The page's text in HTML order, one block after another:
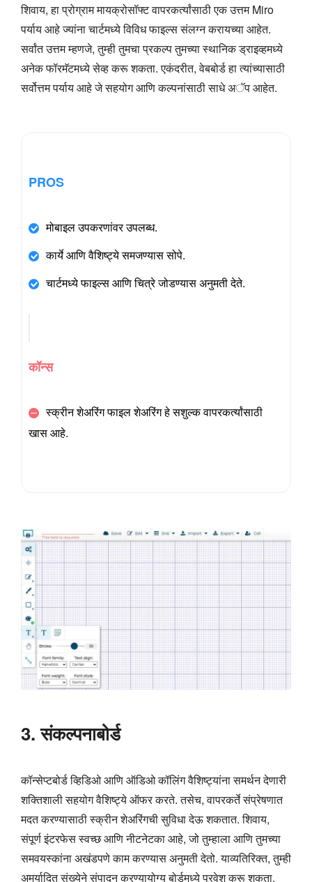
शिवाय, हा प्रोग्राम मायक्रोसॉफ्ट वापरकर्त्यांसाठी एक उत्तम Miro
पर्याय आहे ज्यांना चार्टमध्ये विविध फाइल्स संलग्न करायच्या आहेत.
सर्वांत उत्तम म्हणजे, तुम्ही तुमचा प्रकल्प तुमच्या स्थानिक ड्राइव्हमध्ये
अनेक फॉरमॅटमध्ये सेव्ह करू शकता. एकंदरीत, वेबबोर्ड हा त्यांच्यासाठी
सर्वोत्तम पर्याय आहे जे सहयोग आणि कल्पनांसाठी साधे अॅप आहेत.
PROS
मोबाइल उपकरणांवर उपलब्ध.
कार्ये आणि वैशिष्ट्ये समजण्यास सोपे.
चार्टमध्ये फाइल्स आणि चित्रे जोडण्यास अनुमती देते.
कॉन्स
स्क्रीन शेअरिंग फाइल शेअरिंग हे सशुल्क वापरकर्त्यांसाठी
खास आहे.
3. संकल्पनाबोर्ड
कॉन्सेप्टबोर्ड व्हिडिओ आणि ऑडिओ कॉलिंग वैशिष्ट्यांना समर्थन देणारी
शक्तिशाली सहयोग वैशिष्ट्ये ऑफर करते. तसेच, वापरकर्ते संप्रेषणात
मदत करण्यासाठी स्क्रीन शेअरिंगची सुविधा देऊ शकतात. शिवाय,
संपूर्ण इंटरफेस स्वच्छ आणि नीटनेटका आहे, जो तुम्हाला आणि तुमच्या
समवयस्कांना अखंडपणे काम करण्यास अनुमती देतो. याव्यतिरिक्त, तुम्ही
अमर्यादित संख्येने संपादन करण्यायोग्य बोर्डमध्ये प्रवेश करू शकता.